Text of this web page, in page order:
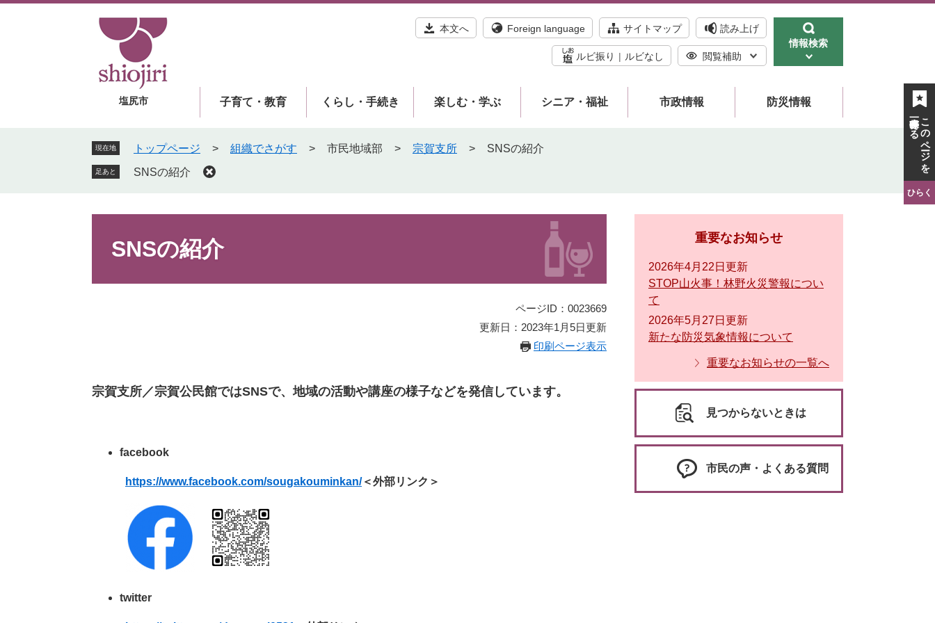
塩尻市
本文へ Foreign language サイトマップ 読み上げ
ルビ振り ルビなし 閲覧補助
情報検索
子育て・教育 くらし・手続き 楽しむ・学ぶ シニア・福祉 市政情報 防災情報
現在地 トップページ > 組織でさがす > 市民地域部 > 宗賀支所 > SNSの紹介
足あと SNSの紹介
SNSの紹介
ページID：0023669
更新日：2023年1月5日更新
印刷ページ表示
宗賀支所／宗賀公民館ではSNSで、地域の活動や講座の様子などを発信しています。
facebook
https://www.facebook.com/sougakouminkan/＜外部リンク＞
twitter
重要なお知らせ
2026年4月22日更新
STOP山火事！林野火災警報につい
て
2026年5月27日更新
新たな防災気象情報について
重要なお知らせの一覧へ
見つからないときは
市民の声・よくある質問
このページを
一時保存する
ひらく